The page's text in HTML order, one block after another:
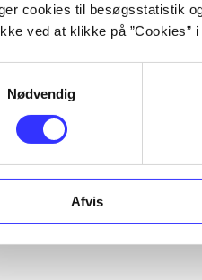
cookies til besøgsstatistik
ved at klikke på ”Cookies”
Nødvendig
Afvis